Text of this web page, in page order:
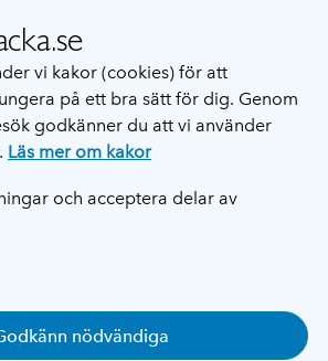
vi kakor (cookies) för att
på ett bra sätt för dig. Genom
godkänner du att vi använder
Läs mer om kakor
och acceptera delar av
nödvändiga